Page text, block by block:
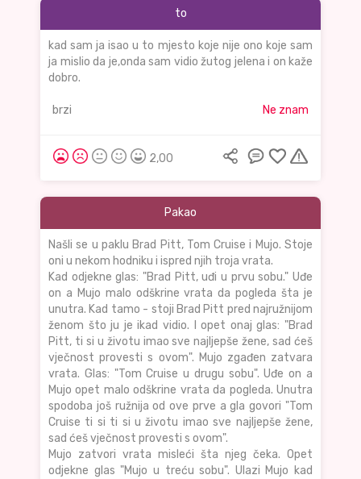
to
kad sam ja isao u to mjesto koje nije ono koje sam
ja mislio da je,onda sam vidio žutog jelena i on kaže
dobro.
brzi Ne znam
2,00
Pakao
Našli se u paklu Brad Pitt, Tom Cruise i Mujo. Stoje
oni u nekom hodniku i ispred njih troja vrata.
Kad odjekne glas: "Brad Pitt, uđi u prvu sobu." Uđe
on a Mujo malo odškrine vrata da pogleda šta je
unutra. Kad tamo - stoji Brad Pitt pred najružnijom
ženom što ju je ikad vidio. I opet onaj glas: "Brad
Pitt, ti si u životu imao sve najljepše žene, sad ćeš
vječnost provesti s ovom". Mujo zgađen zatvara
vrata. Glas: "Tom Cruise u drugu sobu". Uđe on a
Mujo opet malo odškrine vrata da pogleda. Unutra
spodoba još ružnija od ove prve a gla govori "Tom
Cruise ti si ti si u životu imao sve najljepše žene,
sad ćeš vječnost provesti s ovom".
Mujo zatvori vrata misleći šta njeg čeka. Opet
odjekne glas "Mujo u treću sobu". Ulazi Mujo kad